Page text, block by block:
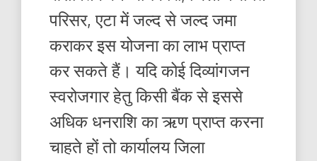
परिसर, एटा में जल्द से जल्द जमा
कराकर इस योजना का लाभ प्राप्त
कर सकते हैं। यदि कोई दिव्यांगजन
स्वरोजगार हेतु किसी बैंक से इससे
अधिक धनराशि का ऋण प्राप्त करना
चाहते हों तो कार्यालय जिला